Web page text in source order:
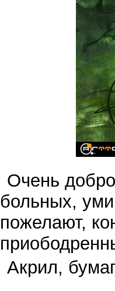
Очень
больных,
пожелают,
Акрил,